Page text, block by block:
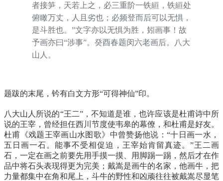
者接笋，天若上之，必三重阶一铁絙，铁絙处
俯瞰万丈，人且劣也；必频登而后可以无惧，
是斗胜也。”文字亦以无惧为胜，矧画事！故
予画亦曰“涉事”。癸酉春题闵六老画后。八大
山人。
题跋的末尾，钤有白文方形“可得神仙”印。
八大山人所说的“王二”，不知道是谁，也许应该是杜甫诗中所
说的王宰，曾经担任西川节度使韦皋的幕僚，和杜甫是好友。
杜甫《戏题王宰画山水图歌》中曾赞扬他说：“十日画一水，
五日画一石。能事不受相促迫，王宰始肯留真迹。”王二画
石，一定在画之前要先用手摸一摸、用脚踢一踢，然后才在作
品中将石头表现得更为完美；戴嵩是画牛的名家，他画牛，把
力量都集中在角和尾上，斗牛的野性和凶顽往往被戴嵩尽显笔